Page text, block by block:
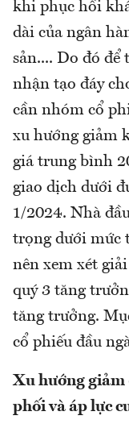
khi phục hồi
dài của ngân
sản.... Do đó
nhận tạo đáy
cần nhóm cổ
xu hướng giảm
giá trung bình
giao dịch dưới
1/2024. Nhà
trọng dưới mức
nên xem xét
quý 3 tăng
tăng trưởng.
cổ phiếu đầu
Xu hướng giảm
phối và áp lực